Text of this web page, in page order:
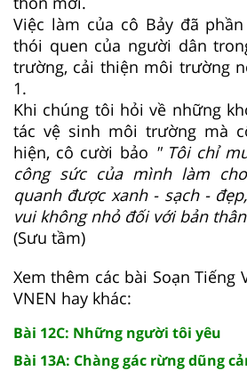
Việc làm của cô Bảy đã
thói quen của người dân
trường, cải thiện môi trường
1.
Khi chúng tôi hỏi về những
tác vệ sinh môi trường mà
hiện, cô cười bảo " Tôi chỉ
công sức của mình làm
quanh được xanh - sạch -
vui không nhỏ đối với bản
(Sưu tầm)
Xem thêm các bài Soạn Tiếng
VNEN hay khác:
Bài 12C: Những người tôi yêu
Bài 13A: Chàng gác rừng dũng